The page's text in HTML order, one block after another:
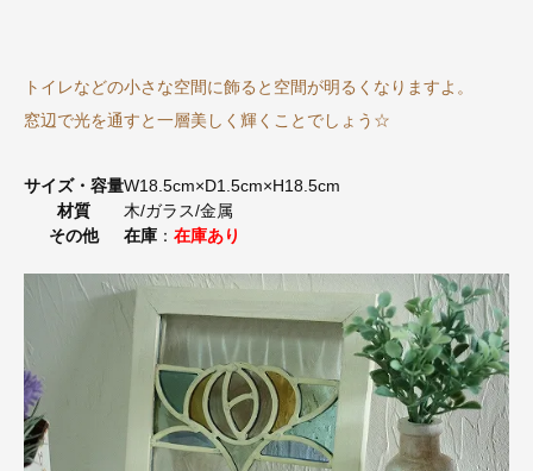
トイレなどの小さな空間に飾ると空間が明るくなりますよ。
窓辺で光を通すと一層美しく輝くことでしょう☆
サイズ・容量W18.5cm×D1.5cm×H18.5cm
材質
木/ガラス/金属
その他
在庫 ： 在庫あり